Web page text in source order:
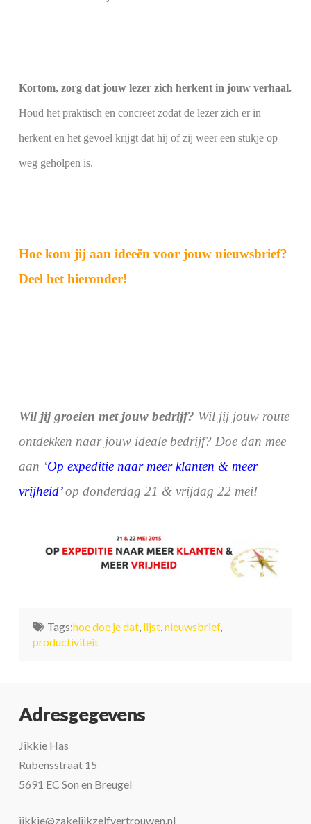
Kortom, zorg dat jouw lezer zich herkent in jouw verhaal.
Houd het praktisch en concreet zodat de lezer zich er in
herkent en het gevoel krijgt dat hij of zij weer een stukje op
weg geholpen is.
Hoe kom jij aan ideeën voor jouw nieuwsbrief?
Deel het hieronder!
Wil jij groeien met jouw bedrijf? Wil jij jouw route
ontdekken naar jouw ideale bedrijf? Doe dan mee
aan ‘Op expeditie naar meer klanten & meer
vrijheid’op donderdag 21 & vrijdag 22 mei!
Tags:hoe doe je dat, lijst,nieuwsbrief,
productiviteit
Adresgegevens
Jikkie Has
Rubensstraat 15
5691 EC Son en Breugel
jikkie@zakelijkzelfvertrouwen.nl